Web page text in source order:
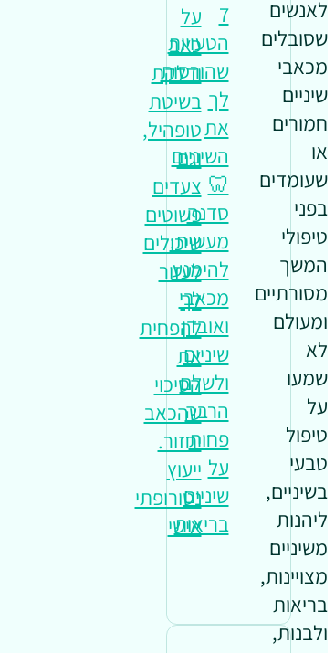
לאנשים
שסובלים
מכאבי
שיניים
חמורים
או
שעומדים
בפני
טיפולי
המשך
מסורתיים
ומעולם
לא
שמעו
על
טיפול
טבעי
בשיניים,
ליהנות
משיניים
מצויינות,
בריאות
ולבנות,
7
הטעויות
שהורסות
לך
את
השיניים
🦷
סדנה
מעשית:
להימנע
מכאבי
ואובדן
שיניים
ולשלם
הרבה
פחות
על
שיניים
בריאות
על
כאב
ודלקת
בשיטת
טופהיל,
וגם
צעדים
פשוטים
שיכולים
לעזור
לך
להפחית
את
הסיכוי
שהכאב
יחזור.
ייעוץ
נטורופתי
אישי